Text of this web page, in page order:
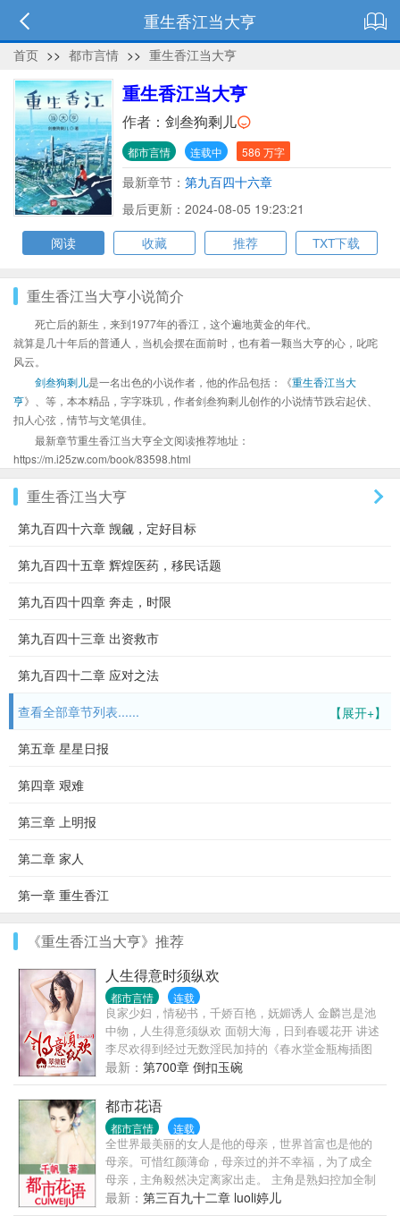
重生香江当大亨
首页 >> 都市言情 >> 重生香江当大亨
重生香江当大亨
作者： 剑叁狗剩儿
都市言情 连载中 586 万字
最新章节： 第九百四十六章
最后更新：2024-08-05 19:23:21
阅读
收藏 推荐 TXT下载
重生香江当大亨小说简介
死亡后的新生，来到1977年的香江，这个遍地黄金的年代。
就算是几十年后的普通人，当机会摆在面前时，也有着一颗当大亨的心，叱咤
风云。
剑叁狗剩儿是一名出色的小说作者，他的作品包括：《重生香江当大
亨》、等，本本精品，字字珠玑，作者剑叁狗剩儿创作的小说情节跌宕起伏、
扣人心弦，情节与文笔俱佳。
最新章节重生香江当大亨全文阅读推荐地址：
https://m.i25zw.com/book/83598.html
重生香江当大亨
第九百四十六章 觊觎，定好目标
第九百四十五章 辉煌医药，移民话题
第九百四十四章 奔走，时限
第九百四十三章 出资救市
第九百四十二章 应对之法
【展开+】
查看全部章节列表......
第五章 星星日报
第四章 艰难
第三章 上明报
第二章 家人
第一章 重生香江
《重生香江当大亨》推荐
人生得意时须纵欢
都市言情 连载
良家少妇，情秘书，千娇百艳，妩媚诱人 金麟岂是池
中物，人生得意须纵欢 面朝大海，日到春暖花开 讲述
李尽欢得到经过无数淫民加持的《春水堂金瓶梅插图
本》的金瓶神气之后，无数姑娘们有福了的故事！
最新： 第700章 倒扣玉碗
都市花语
都市言情 连载
全世界最美丽的女人是他的母亲，世界首富也是他的
母亲。可惜红颜薄命，母亲过的并不幸福，为了成全
母亲，主角毅然决定离家出走。 主角是熟妇控加全制
服控，嗯，还喜欢角色扮演。且看主角如何在香艳的
都市演绎香艳的生活。
最新： 第三百九十二章 luoli婷儿